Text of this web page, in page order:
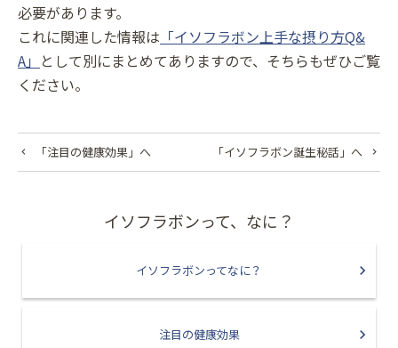
必要があります。
これに関連した情報は 「イソフラボン上手な摂り方Q&
A」 として別にまとめてありますので、そちらもぜひご覧
ください。
「注目の健康効果」へ 「イソフラボン誕生秘話」へ
イソフラボンって、なに？
イソフラボンってなに？
注目の健康効果